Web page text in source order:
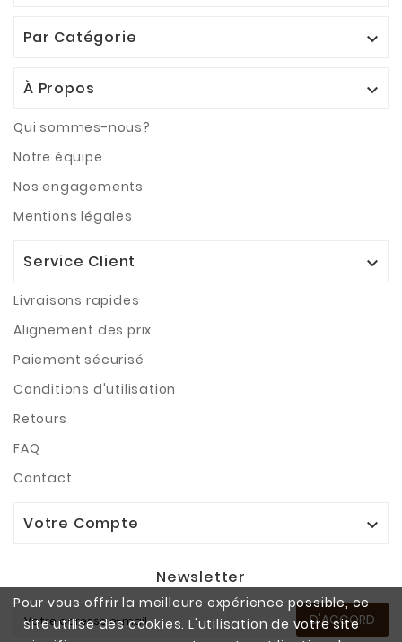
Pour vous offrir la meilleure expérience possible, ce
site utilise des cookies. L'utilisation de votre site
Par Catégorie 
À Propos 
Qui sommes-nous?
Notre équipe
Nos engagements
Mentions légales
Service Client 
Livraisons rapides
Alignement des prix
Paiement sécurisé
Conditions d'utilisation
Retours
FAQ
Contact
Votre Compte 
Newsletter
D'ACCORD